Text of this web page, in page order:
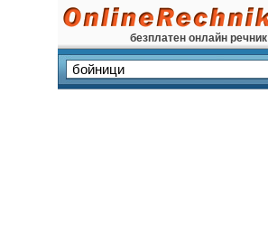
безплатен онлайн речник